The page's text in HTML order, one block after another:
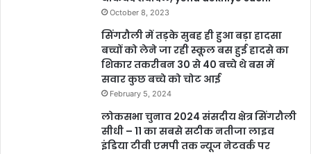
October 8, 2023
सिंगरौली में तड़के सुबह ही हुआ बड़ा हादसा
बच्चों को लेने जा रही स्कूल बस हुई हादसे का
शिकार तकरीबन 30 से 40 बच्चे थे बस में
सवार कुछ बच्चे को चोट आई
February 5, 2024
लोकसभा चुनाव 2024 संसदीय क्षेत्र सिंगरौली
सीधी – 11 का सबसे सटीक नतीजा लाइव
इंडिया टीवी एमपी तक न्यूज नेटवर्क पर